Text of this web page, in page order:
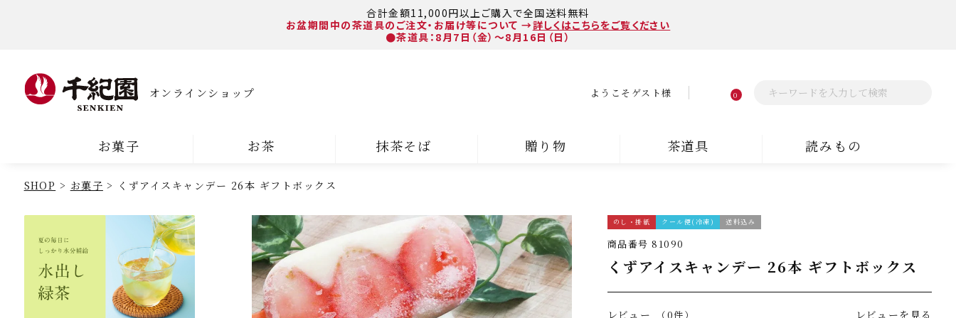
合計金額11,000円以上ご購入で全国送料無料
お盆期間中の茶道具のご注文・お届け等について →詳しくはこちらをご覧ください
●茶道具：8月7日（金）～8月16日（日）
オンラインショップ ようこそゲスト様 0
お菓子 お茶 抹茶そば 贈り物 茶道具 読みもの
SHOP お菓子 くずアイスキャンデー 26本 ギフトボックス
のし・掛紙 クール便(冷凍) 送料込み
商品番号 81090
くずアイスキャンデー 26本 ギフトボックス
レビュー （0件） レビューを見る